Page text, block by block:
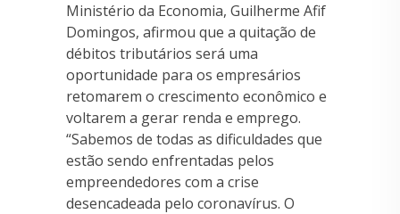
Ministério da Economia, Guilherme Afif
Domingos, afirmou que a quitação de
débitos tributários será uma
oportunidade para os empresários
retomarem o crescimento econômico e
voltarem a gerar renda e emprego.
“Sabemos de todas as dificuldades que
estão sendo enfrentadas pelos
empreendedores com a crise
desencadeada pelo coronavírus. O